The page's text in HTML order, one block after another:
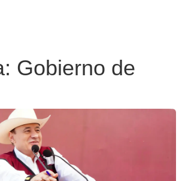
Gobierno de